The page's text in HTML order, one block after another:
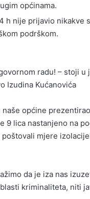
općinama.
h nije prijavio nikakve
podrškom.
radu! – stoji
Izudina Kućanovića
općine
9 lica nastanjeno na
poštovali mjere
da je iza nas
kriminaliteta, niti